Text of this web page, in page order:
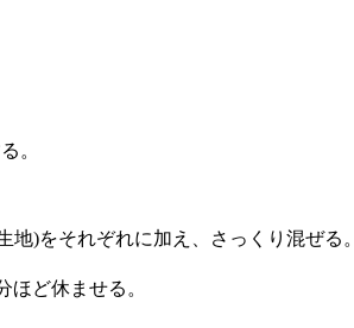
。
)をそれぞれに加え、さっくり混ぜる。
ど休ませる。